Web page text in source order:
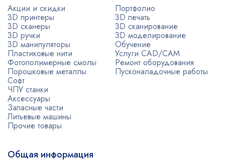
Акции и скидки
3D принтеры
3D сканеры
3D ручки
3D манипуляторы
Пластиковые нити
Фотополимерные смолы
Порошковые металлы
Софт
ЧПУ станки
Аксессуары
Запасные части
Литьевые машины
Прочие товары
Портфолио
3D печать
3D сканирование
3D моделирование
Обучение
Услуги CAD/CAM
Ремонт оборудования
Пусконаладочные работы
Общая информация